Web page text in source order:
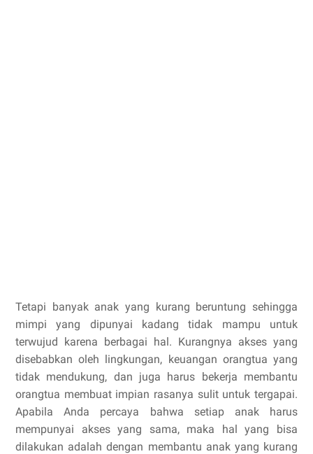
Tetapi banyak anak yang kurang beruntung sehingga
mimpi yang dipunyai kadang tidak mampu untuk
terwujud karena berbagai hal. Kurangnya akses yang
disebabkan oleh lingkungan, keuangan orangtua yang
tidak mendukung, dan juga harus bekerja membantu
orangtua membuat impian rasanya sulit untuk tergapai.
Apabila Anda percaya bahwa setiap anak harus
mempunyai akses yang sama, maka hal yang bisa
dilakukan adalah dengan membantu anak yang kurang